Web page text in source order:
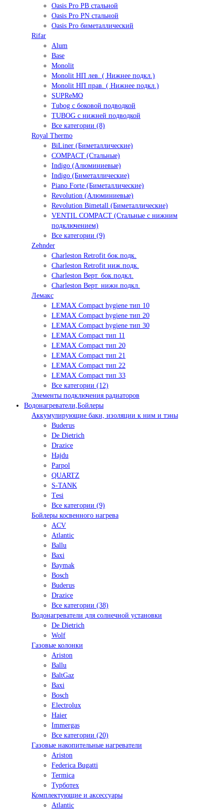
Oasis Pro PB стальной
Oasis Pro PN стальной
Oasis Pro биметаллический
Rifar
Alum
Base
Monolit
Monolit НП лев. ( Нижнее подкл.)
Monolit НП прав. ( Нижнее подкл.)
SUPReMO
Tubog с боковой подводкой
TUBOG с нижней подводкой
Все категории (8)
Royal Thermo
BiLiner (Биметаллические)
COMPACT (Стальные)
Indigo (Алюминиевые)
Indigo (Биметаллические)
Piano Forte (Биметаллические)
Revolution (Алюминиевые)
Revolution Bimetall (Биметаллические)
VENTIL COMPACT (Стальные с нижним
подключением)
Все категории (9)
Zehnder
Charleston Retrofit бок.подк.
Charleston Retrofit ниж.подк.
Charleston Верт. бок.подкл.
Charleston Верт. нижн.подкл.
Лемакс
LEMAX Compact hygiene тип 10
LEMAX Compact hygiene тип 20
LEMAX Compact hygiene тип 30
LEMAX Compact тип 11
LEMAX Compact тип 20
LEMAX Compact тип 21
LEMAX Compact тип 22
LEMAX Compact тип 33
Все категории (12)
Элементы подключения радиаторов
Водонагреватели,Бойлеры
Аккумулирующие баки, изоляции к ним и тэны
Buderus
De Dietrich
Drazice
Hajdu
Parpol
QUARTZ
S-TANK
Tеsi
Все категории (9)
Бойлеры косвенного нагрева
ACV
Atlantic
Ballu
Baxi
Baymak
Bosch
Buderus
Drazice
Все категории (38)
Водонагреватели для солнечной установки
De Dietrich
Wolf
Газовые колонки
Ariston
Ballu
BaltGaz
Baxi
Bosсh
Electrolux
Haier
Immergas
Все категории (20)
Газовые накопительные нагреватели
Ariston
Federica Bugatti
Termica
Турботех
Комплектующие и аксессуары
Atlantic